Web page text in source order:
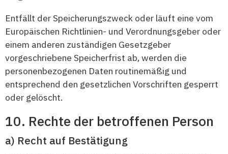
Entfällt der Speicherungszweck oder läuft eine vom
Europäischen Richtlinien- und Verordnungsgeber oder
einem anderen zuständigen Gesetzgeber
vorgeschriebene Speicherfrist ab, werden die
personenbezogenen Daten routinemäßig und
entsprechend den gesetzlichen Vorschriften gesperrt
oder gelöscht.
Rechte der betroffenen Person
Recht auf Bestätigung